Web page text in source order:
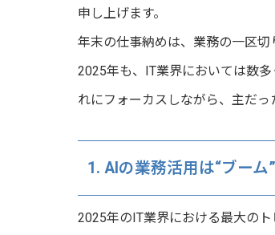
申し上げます。
年末の仕事納めは、業務の一区切
2025年も、IT業界においては数
れにフォーカスしながら、主だっ
1. AIの業務活用は“ブーム
2025年のIT業界における最大の